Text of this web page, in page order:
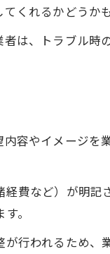
くれるかどうかも
は、トラブル時
容やイメージを
費など）が明記
。
行われるため、